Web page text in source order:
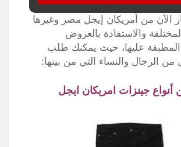
الآن من أمريكان إيجل مصر وغيرها
والاستفادة بالعروض
عليها، حيث يمكنك طلب
من الرجال والنساء التي من بينها:
جينزات امريكان ايجل